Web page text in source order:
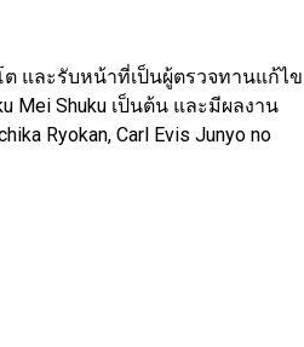
ต และรับหน้าที่เป็นผู้ตรวจทานแก้ไข
Mei Shuku เป็นต้น และมีผลงาน
Ryokan, Carl Evis Junyo no